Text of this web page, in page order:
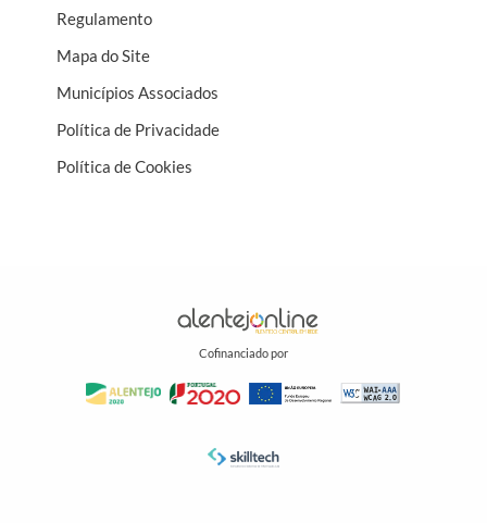
Regulamento
Mapa do Site
Municípios Associados
Política de Privacidade
Política de Cookies
Cofinanciado por